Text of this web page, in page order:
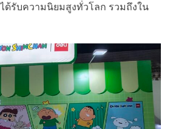
ได้รับความนิยมสูงทั่วโลก รวมถึงใน